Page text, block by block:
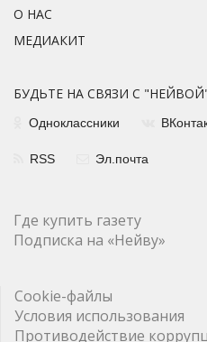
О НАС
МЕДИАКИТ
БУДЬТЕ НА СВЯЗИ С
Одноклассники
RSS Эл.почта
Где купить газету
Подписка на «Нейву»
Cookie-файлы
Условия использования
Противодействие